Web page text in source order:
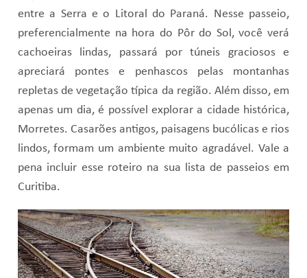
entre a Serra e o Litoral do Paraná. Nesse passeio,
preferencialmente na hora do Pôr do Sol, você verá
cachoeiras lindas, passará por túneis graciosos e
apreciará pontes e penhascos pelas montanhas
repletas de vegetação típica da região. Além disso, em
apenas um dia, é possível explorar a cidade histórica,
Morretes. Casarões antigos, paisagens bucólicas e rios
lindos, formam um ambiente muito agradável. Vale a
pena incluir esse roteiro na sua lista de passeios em
Curitiba.